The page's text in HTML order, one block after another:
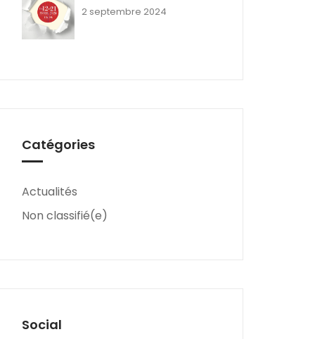
2 septembre 2024
Catégories
Actualités
Non classifié(e)
Social